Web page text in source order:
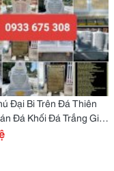
Đại Bi Trên Đá Thiên
Đá Khối Đá Trắng Giá
Tận Nơi